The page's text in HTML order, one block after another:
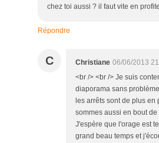
chez toi aussi ? il faut vite en
Répondre
C Christiane 06/06/2013
<br /> <br /> Je suis
diaporama sans
les arrêts sont de plus en
sommes aussi en bout
J'espère que l'orage est
grand beau temps et